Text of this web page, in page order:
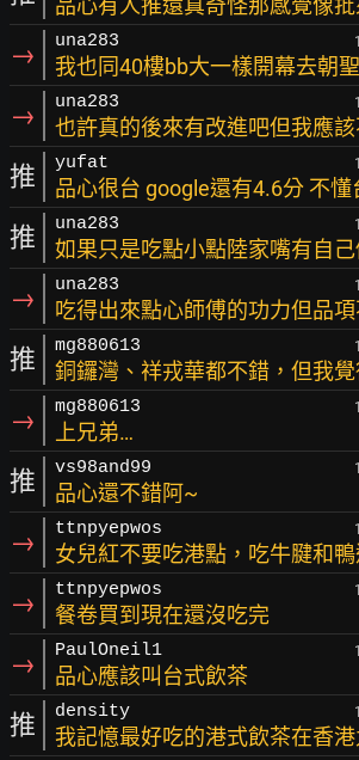
品心有人推還真奇怪那感覺像
→ una283
我也同40樓bb大一樣開幕去朝
→ una283
也許真的後來有改進吧但我應
推 yufat
品心很台 google還有4.6分 不懂
推 una283
如果只是吃點小點陸家嘴有自
→ una283
吃得出來點心師傅的功力但品
推 mg880613
銅鑼灣、祥戎華都不錯，但我
→ mg880613
上兄弟…
推 vs98and99
品心還不錯阿~
→ ttnpyepwos
女兒紅不要吃港點，吃牛腱和鴨
→ ttnpyepwos
餐卷買到現在還沒吃完
→ PaulOneil1
品心應該叫台式飲茶
推 density
我記憶最好吃的港式飲茶在香